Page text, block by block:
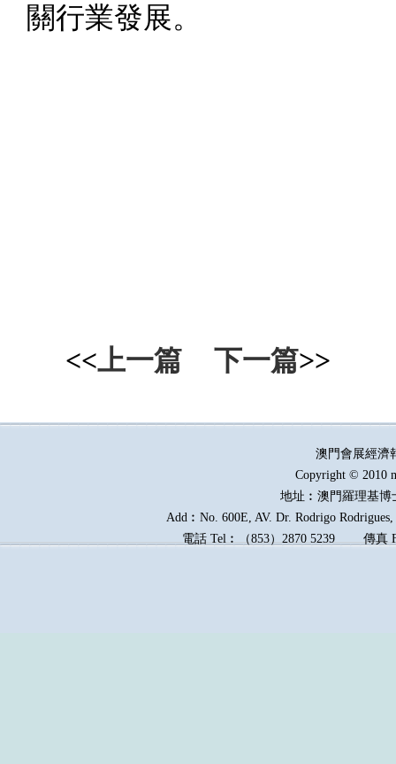
關行業發展。
<<上一篇 下一篇>>
澳門會展經
Copyright © 2010
地址︰澳門羅理基博
Add︰No. 600E, AV. Dr. Rodrigo
電話 Tel︰（853）2870 5239傳真